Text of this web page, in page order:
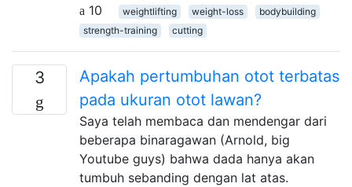
10
weightlifting weight-loss
bodybuilding
strength-training
cutting
3
Apakah pertumbuhan otot terbatas
pada ukuran otot lawan?
Saya telah membaca dan mendengar dari
beberapa binaragawan (Arnold, big
Youtube guys) bahwa dada hanya akan
tumbuh sebanding dengan lat atas.